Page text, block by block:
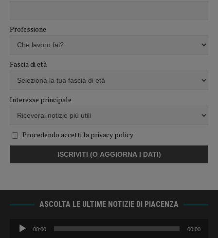
Professione
Fascia di età
Interesse principale
Procedendo accetti la privacy policy
ASCOLTA LE ULTIME NOTIZIE DI PIACENZA
Audio
Player
00:00 00:00